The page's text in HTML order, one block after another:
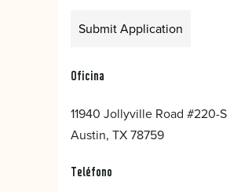
Oficina
11940 Jollyville Road #220-S
Austin, TX 78759
Teléfono